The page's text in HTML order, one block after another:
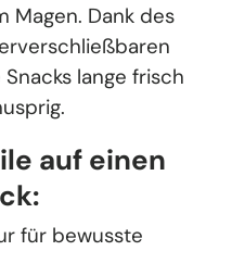
Dank des
lange frisch
auf einen
für bewusste